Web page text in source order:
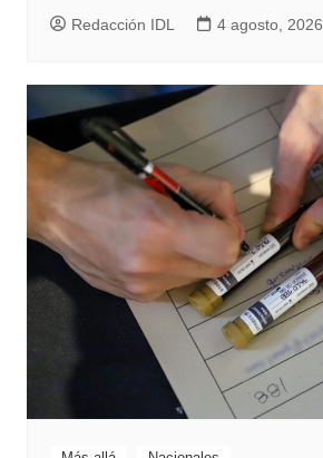
Redacción IDL 4 agosto, 2026